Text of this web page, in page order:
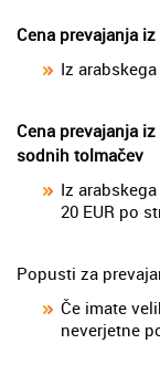
Cena prevajanja
Iz
Cena prevajanja
sodnih tolmačev
Iz
20 EUR po
Popusti za
Če imate
neverjetne